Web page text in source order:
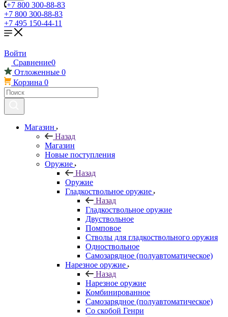
+7 800 300-88-83
+7 800 300-88-83
+7 495 150-44-11
Войти
Сравнение0
Отложенные 0
Корзина 0
Магазин
Назад
Магазин
Новые поступления
Оружие
Назад
Оружие
Гладкоствольное оружие
Назад
Гладкоствольное оружие
Двуствольное
Помповое
Стволы для гладкоствольного оружия
Одноствольное
Самозарядное (полуавтоматическое)
Нарезное оружие
Назад
Нарезное оружие
Комбинированное
Самозарядное (полуавтоматическое)
Со скобой Генри